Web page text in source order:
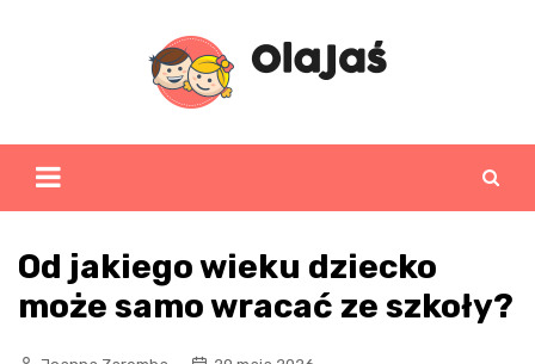
Od jakiego wieku dziecko
może samo wracać ze szkoły?